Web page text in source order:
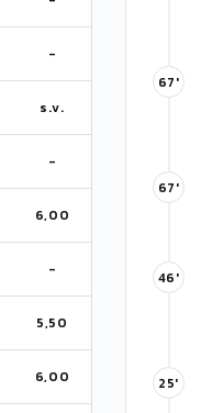
-
s.v.
-
6,00
-
5,50
6,00
67'
67'
46'
25'